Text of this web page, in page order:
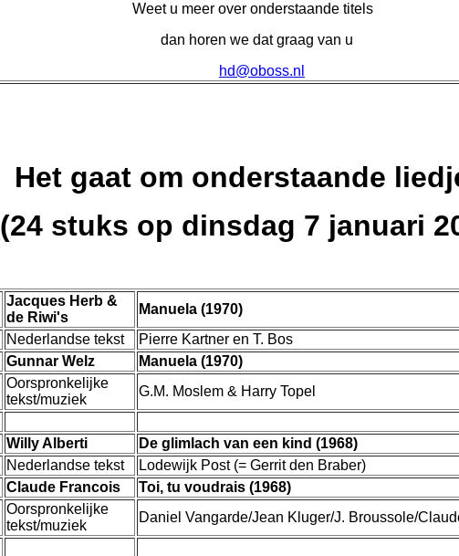
Weet u meer over onderstaande titels
dan horen we dat graag van u
hd@oboss.nl
Het gaat om onderstaande
(24 stuks op dinsdag 7 januari
Jacques Herb &
de Riwi's
Manuela (1970)
Nederlandse tekst
Pierre Kartner en T. Bos
Gunnar Welz
Manuela (1970)
Oorspronkelijke
tekst/muziek
G.M. Moslem & Harry Topel
Willy Alberti
De glimlach van een kind (1968)
Nederlandse tekst
Lodewijk Post (= Gerrit den Braber)
Claude Francois
Toi, tu voudrais (1968)
Oorspronkelijke
tekst/muziek
Daniel Vangarde/Jean Kluger/J. Broussole/